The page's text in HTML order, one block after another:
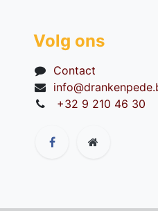
Volg ons
Contact
+32 9 210 46 30